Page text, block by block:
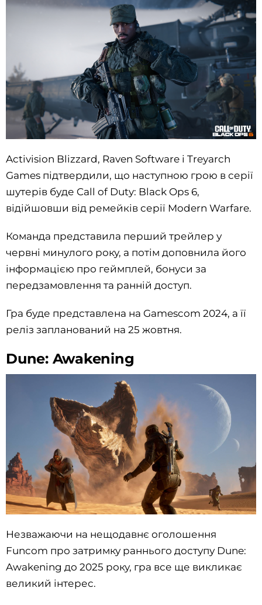
Activision Blizzard, Raven Software і Treyarch
Games підтвердили, що наступною грою в серії
шутерів буде Call of Duty: Black Ops 6,
відійшовши від ремейків серії Modern Warfare.
Команда представила перший трейлер у
червні минулого року, а потім доповнила його
інформацією про геймплей, бонуси за
передзамовлення та ранній доступ.
Гра буде представлена на Gamescom 2024, а її
реліз запланований на 25 жовтня.
Dune: Awakening
Незважаючи на нещодавнє оголошення
Funcom про затримку раннього доступу Dune:
Awakening до 2025 року, гра все ще викликає
великий інтерес.